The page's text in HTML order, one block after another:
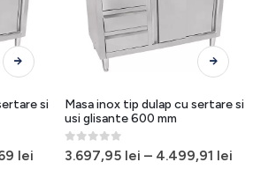
Acest produs are mai multe variații. Opțiunile pot fi alese în pagina produsului.
si
lei
Acest produs are mai multe variații. Opțiunile pot fi alese în pagina produsului.
Masa inox tip dulap cu sertare si
usi glisante 600 mm
0out of 5
3.697,95 lei – 4.499,91 lei